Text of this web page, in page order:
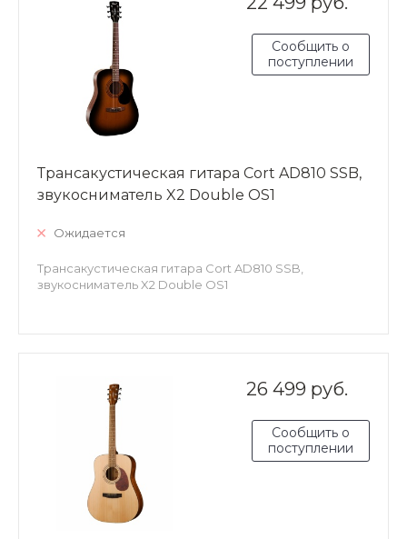
Сообщить о
поступлении
Трансакустическая гитара Cort AD810 SSB,
звукосниматель X2 Double OS1
Ожидается
Трансакустическая гитара Cort AD810 SSB,
звукосниматель X2 Double OS1
26 499 руб.
Сообщить о
поступлении